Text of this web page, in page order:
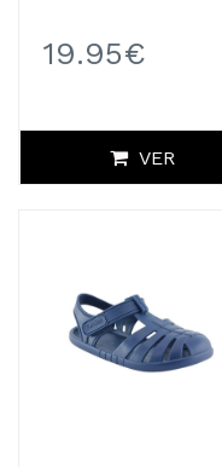
19.95€
VER